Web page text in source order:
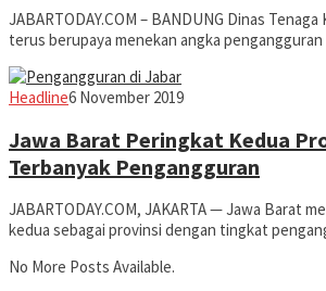
JABARTODAY.COM – BANDUNG Dinas
terus berupaya menekan angka
HeadlineJabar
6 November 2019
Jawa Barat Peringkat Kedua
Terbanyak Pengangguran
JABARTODAY.COM, JAKARTA — Jawa Barat
kedua sebagai provinsi dengan tingkat
No More Posts Available.